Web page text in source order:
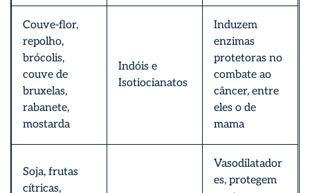
Couve-flor,
repolho,
brócolis,
couve de
bruxelas,
rabanete,
mostarda
Indóis e
Isotiocianatos
Induzem
enzimas
protetoras no
combate ao
câncer, entre
eles o de
mama
Soja, frutas
cítricas,
Vasodilatador
es, protegem